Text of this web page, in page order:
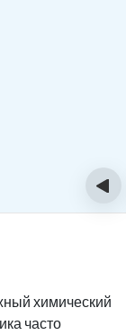
химический
часто
‹